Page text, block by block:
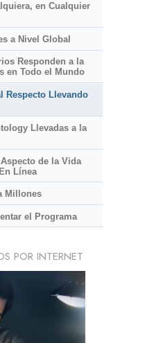
en Cualquier
a Nivel Global
Responden a la
en Todo el Mundo
Respecto Llevando
Llevadas a la
de la Vida
Línea
Millones
el Programa
POR INTERNET